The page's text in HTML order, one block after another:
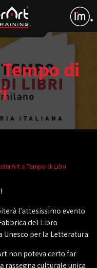
di
a Tempo di Libri
l'attesissimo evento
del Libro
per la Letteratura.
non poteva certo far
rassegna culturale unica